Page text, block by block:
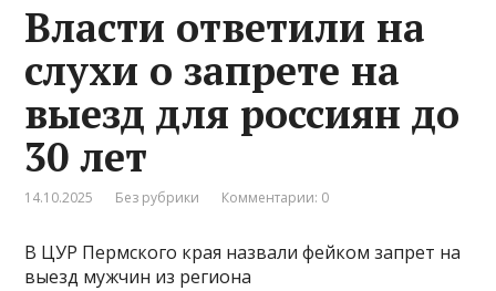
Власти ответили на
слухи о запрете на
выезд для россиян до
30 лет
14.10.2025 Без рубрики Комментарии: 0
В ЦУР Пермского края назвали фейком запрет на
выезд мужчин из региона